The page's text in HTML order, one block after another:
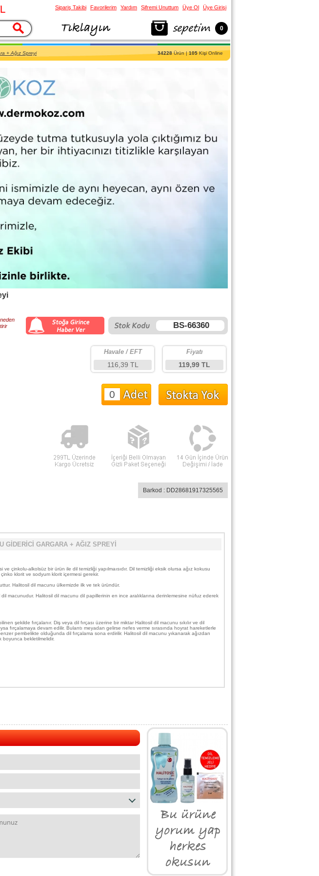
+ Ağız Spreyi 34228Ürün |105Kişi Online
BS-66360
Fiyatı
119,99 TL
Havale / EFT
116,39 TL
Barkod : DD28681917325565
GİDERİCİ GARGARA + AĞIZ SPREYİ
çinkolu-alkolsüz bir ürün ile dil temizliği yapılmaısıdır. Dil temizliği eksik olursa ağız kokusu
klorit ve sodyum klorit içermesi gerekir.
Halitosil dil macunu ülkemizde ilk ve tek üründür.
macunudur. Halitosil dil macunu dil papillerinin en ince aralıklarına derinlemesine nüfuz ederek
şekilde fırçalanır. Diş veya dil fırçası üzerine bir miktar Halitosil dil macunu sıkılır ve dil
fırçalamaya devam edilir. Bulantı meyadan gelirse nefes verme sırasında hoyrat hareketlerle
pembelikte olduğunda dil fırçalama sona erdirilir. Halitosil dil macunu yıkanarak ağızdan
boyunca bekletilmelidir.
Sipariş Takibi Favorilerim Yardım Şifremi Unuttum Üye Ol Üye Girişi
0